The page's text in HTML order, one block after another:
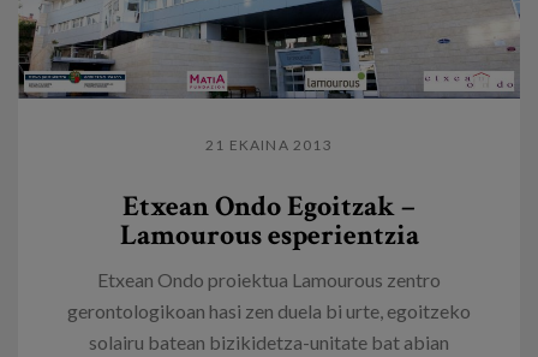
21 EKAINA 2013
Etxean Ondo Egoitzak –
Lamourous esperientzia
Etxean Ondo proiektua Lamourous zentro
gerontologikoan hasi zen duela bi urte, egoitzeko
solairu batean bizikidetza-unitate bat abian